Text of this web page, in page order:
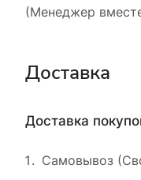
(Менеджер
Доставка
Доставка
Самовывоз